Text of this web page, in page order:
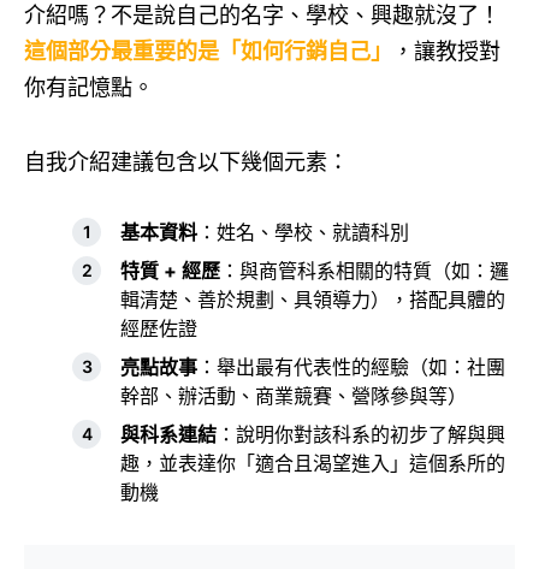
介紹嗎？不是說自己的名字、學校、興趣就沒了！
這個部分最重要的是「如何行銷自己」
，讓教授對
你有記憶點。
自我介紹建議包含以下幾個元素：
基本資料 ：姓名、學校、就讀科別
特質 + 經歷 ：與商管科系相關的特質（如：邏
輯清楚、善於規劃、具領導力），搭配具體的
經歷佐證
亮點故事 ：舉出最有代表性的經驗（如：社團
幹部、辦活動、商業競賽、營隊參與等）
與科系連結 ：說明你對該科系的初步了解與興
趣，並表達你「適合且渴望進入」這個系所的
動機